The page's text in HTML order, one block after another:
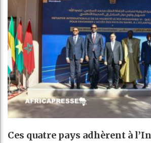
Ces quatre pays adhèrent à